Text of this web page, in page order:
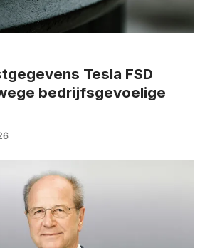
Tesla FSD
bedrijfsgevoelige